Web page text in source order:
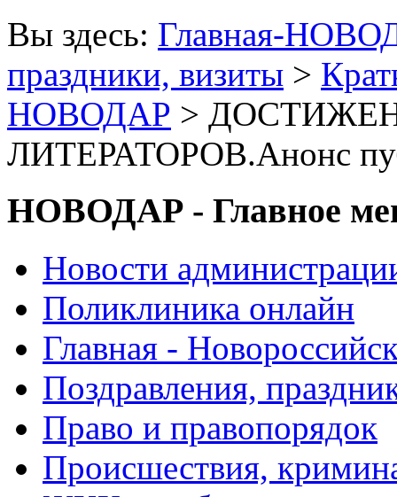
Вы здесь: Главная-
праздники, визиты >
НОВОДАР >
ЛИТЕРАТОРОВ.Анонс
НОВОДАР - Главное
Новости
Поликлиника онлайн
Главная -
Поздравления,
Право и правопорядок
Происшествия,